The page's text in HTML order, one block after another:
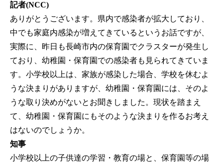
記者(NCC)
ありがとうございます。県内で感染者が拡大しており、
中でも家庭内感染が増えてきているというお話ですが、
実際に、昨日も長崎市内の保育園でクラスターが発生し
ており、幼稚園・保育園での感染者も見られてきていま
す。小学校以上は、家族が感染した場合、学校を休むよ
うな決まりがありますが、幼稚園・保育園には、そのよ
うな取り決めがないとお聞きしました。現状を踏まえ
て、幼稚園・保育園にもそのような決まりを作るお考え
はないのでしょうか。
知事
小学校以上の子供達の学習・教育の場と、保育園等の場